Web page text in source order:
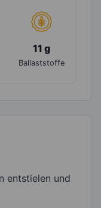
11 g
Ballaststoffe
entstielen und